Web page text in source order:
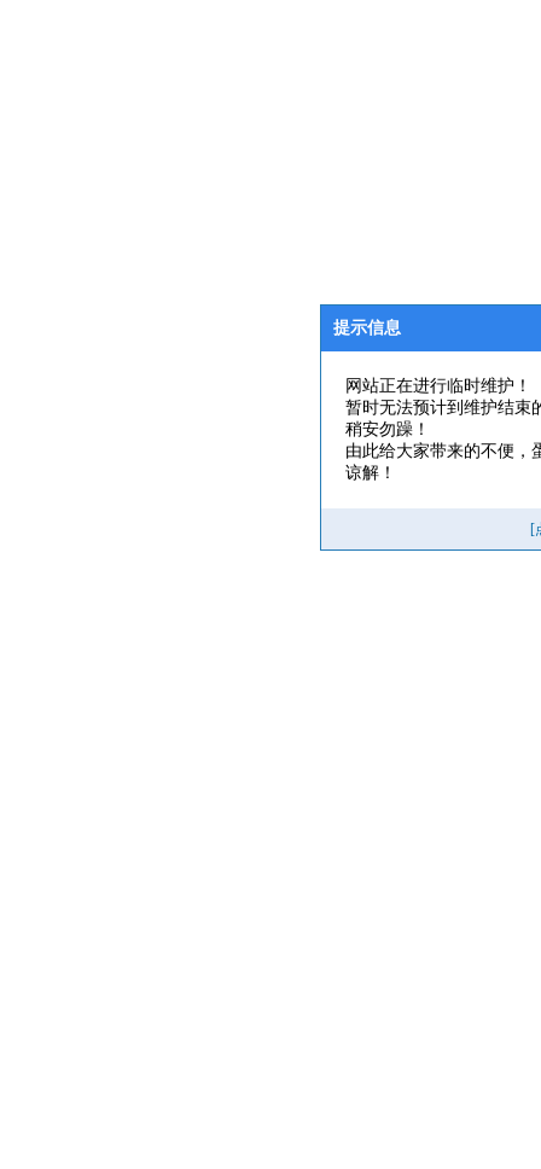
提示信息
网站正在进行临时维护！
暂时无法预计到维护结束
稍安勿躁！
由此给大家带来的不便，
谅解！
[